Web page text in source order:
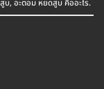
บ, อะตอม หยดสูบ คืออะไร.